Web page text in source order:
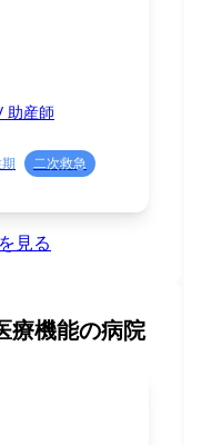
助産師
二次救急
見る
療機能の病院